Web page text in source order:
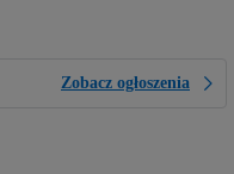
Zobacz ogłoszenia